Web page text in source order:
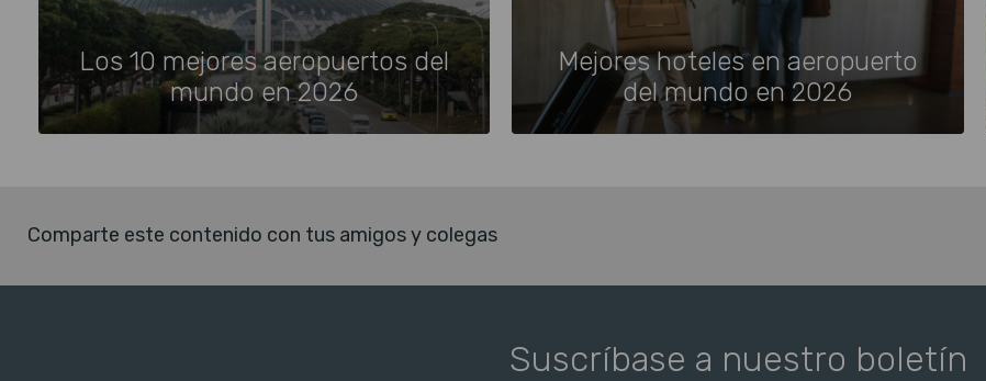
Los 10 mejores aeropuertos del
mundo en 2026
Mejores hoteles en aeropuerto
del mundo en 2026
Comparte este contenido con tus amigos y colegas
Suscríbase a nuestro boletín